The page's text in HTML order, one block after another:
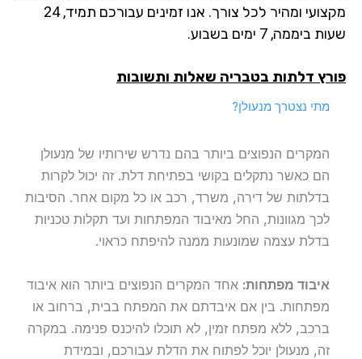
מקצועי ומהיר לכל צורך. אנו זמינים עבורכם תמיד, 24
שעות ביממה, 7 ימים בשבוע.
פורץ דלתות בטבריה שאלות ותשובות
מתי נצטרך מנעולן?
המקרים הנפוצים ביותר בהם נדרש שירותיו של מנעולן
הם כאשר נתקלים בקושי בפתיחת דלת. זה יכול לקרות
בדלתות של דירה, משרד, רכב או כל מקום אחר. הסיבות
לכך מגוונות, החל מאיבוד המפתחות ועד תקלות טכניות
בדלת עצמה שמונעות ממנה להיפתח כראוי.
איבוד מפתחות: אחד המקרים הנפוצים ביותר הוא איבוד
מפתחות. בין אם איבדתם את המפתח בבית, ברחוב או
ברכב, ללא מפתח זמין, לא תוכלו להיכנס פנימה. במקרה
זה, מנעולן יוכל לפתוח את הדלת עבורכם, ובמידת